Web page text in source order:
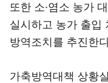
또한 소·염소 농가
실시하고 농가 출입
방역조치를 추진한
가축방역대책 상황